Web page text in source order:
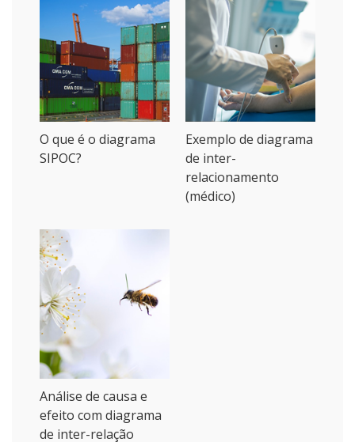
O que é o diagrama
SIPOC?
Exemplo de diagrama
de inter-
relacionamento
(médico)
Análise de causa e
efeito com diagrama
de inter-relação